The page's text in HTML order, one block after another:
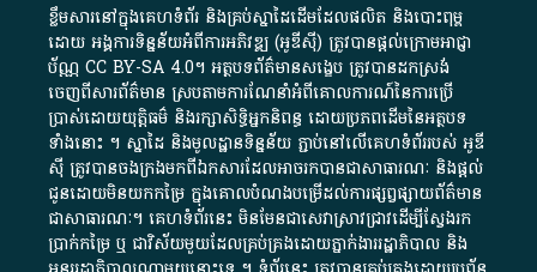
ខ្លឹមសារ​នៅ​ក្នុង​គេហទំព័រ និង​គ្រប់​ស្នា​ដៃ​ដើម​ដែល​ផលិត​ និង​បោះពុម្ព​
ដោយ​ អង្គការ​ទិន្នន័យ​អំពី​ការអភិវឌ្ឍ​​ (អូ​ឌី​ស៊ី)​ ត្រូវ​បាន​ផ្តល់​ក្រោម​អាជ្ញា
ប័ណ្ណ​CC BY-SA 4.0។​ អត្ថបទ​ព័ត៌មាន​សង្ខេប​ ត្រូវ​បាន​ដកស្រង់​
ចេញពី​សារព័ត៌មាន ស្របតាមការ​ណែនាំ​អំពី​គោលការណ៍​នៃ​ការ​ប្រើ
ប្រាស់​ដោយ​យុត្តិធម៌​ និង​រក្សាសិទ្ធិអ្នកនិពន្ធ ដោយ​ប្រភពដើម​នៃ​​អត្ថបទ
ទាំង​នោះ​ ។​ ស្នាដៃ​ និង​មូលដ្ឋាន​ទិន្នន័យ ​ភ្ជាប់​នៅ​លើ​គេហទំព័រ​របស់​ អូ​ឌី​
ស៊ី​ ត្រូវ​បាន​ចងក្រង​មក​ពី​ឯកសារ​ដែល​អាច​រក​បានជា​សាធារណៈ​ និង​ផ្តល់​
ជូន​ដោយ​មិន​យក​កម្រៃ​ ក្នុង​គោលបំណង​បម្រើ​ដល់ការ​ផ្សព្វផ្សាយ​ព័ត៌មាន​
ជា​សាធារណៈ​។​ គេហទំព័រ​នេះ​ មិនមែន​ជា​សេវា​ស្រាវជ្រាវ​ដើម្បី​ស្វែងរក
ប្រាក់​កម្រៃ​ ឬ​ ជា​វិស័យ​មួយ​ដែល​គ្រប់គ្រង​ដោយ​ភ្នាក់ងារ​រដ្ឋាភិបាល​ និង ​